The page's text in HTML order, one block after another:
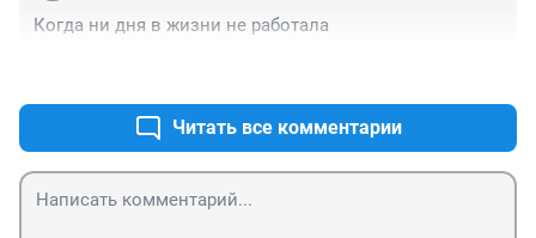
Когда ни дня в жизни не работала
Читать все комментарии